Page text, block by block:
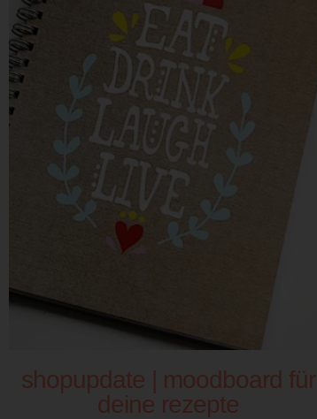
shopupdate | moodboard für
deine rezepte